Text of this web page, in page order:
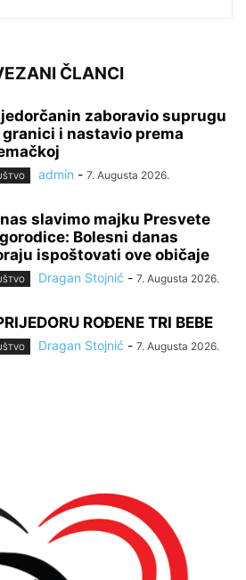
ČLANCI
zaboravio suprugu
granici i nastavio prema
admin - 7. Augusta 2026.
slavimo majku Presvete
Bolesni danas
ispoštovati ove običaje
Dragan Stojnić - 7. Augusta 2026.
ROĐENE TRI BEBE
Dragan Stojnić - 7. Augusta 2026.